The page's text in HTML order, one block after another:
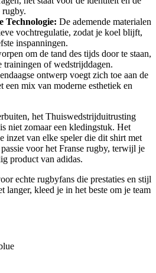
rugby.
Technologie: De ademende materialen
vochtregulatie, zodat je koel blijft,
inspanningen.
om de tand des tijds door te staan,
trainingen of wedstrijddagen.
ontwerp voegt zich toe aan de
een mix van moderne esthetiek en
het Thuiswedstrijduitrusting
niet zomaar een kledingstuk. Het
inzet van elke speler die dit shirt met
voor het Franse rugby, terwijl je
product van adidas.
echte rugbyfans die prestaties en stijl
langer, kleed je in het beste om je team